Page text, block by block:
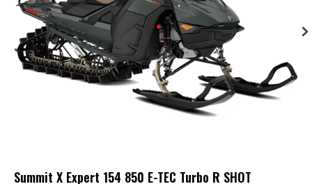
Summit X Expert 154 850 E-TEC Turbo R SHOT